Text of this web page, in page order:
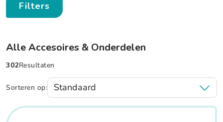
Filters
Alle Accesoires & Onderdelen
302Resultaten
Sorteren op: